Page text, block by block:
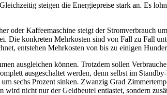
steigen die Energiepreise stark an. Es
oder Kaffeemaschine steigt der Stromverbrauch
Die konkreten Mehrkosten sind von Fall zu Fall
entstehen Mehrkosten von bis zu einigen
ausgleichen können. Trotzdem sollen
ausgeschaltet werden, denn selbst im
sechs Prozent sinken. Zwanzig Grad
nicht nur der Geldbeutel entlastet, sondern